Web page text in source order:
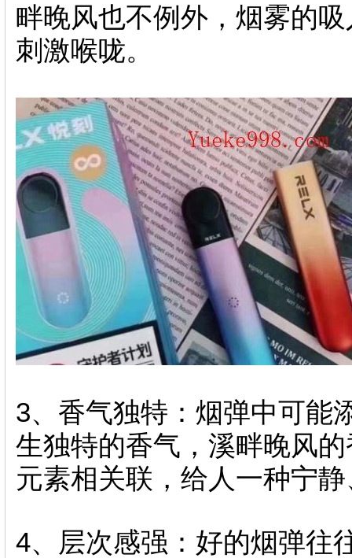
畔晚风也不例外，烟雾的
刺激喉咙。
3、香气独特：烟弹中可能
生独特的香气，溪畔晚风
元素相关联，给人一种宁静
4、层次感强：好的烟弹往